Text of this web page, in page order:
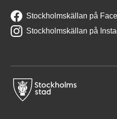
Stockholmskällan på
Stockholmskällan på